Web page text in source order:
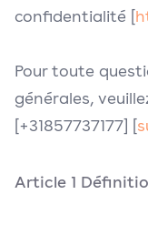
confidentialité [
Pour toute
générales,
[+31857737177] [
Article 1